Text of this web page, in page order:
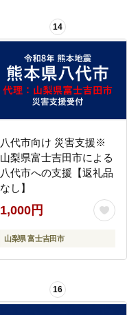
14
八代市向け 災害支援※
山梨県富士吉田市による
八代市への支援【返礼品
なし】
1,000円
山梨県 富士吉田市
16